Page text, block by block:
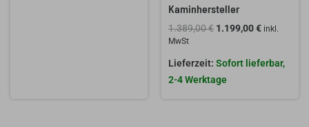
Kaminhersteller
1.389,00€ 1.199,00€ inkl.
MwSt
Sofort lieferbar,
2-4 Werktage